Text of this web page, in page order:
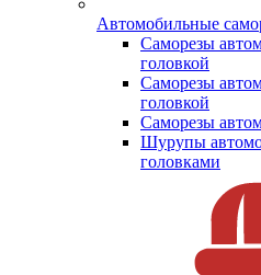
Автомобильные
Саморезы
головкой
Саморезы
головкой
Саморезы
Шурупы
головками